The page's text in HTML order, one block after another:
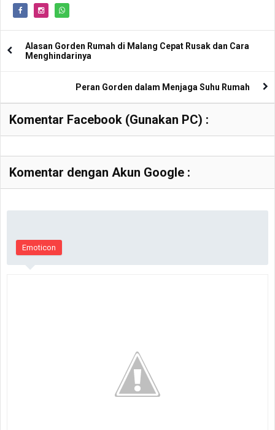
Alasan Gorden Rumah di Malang Cepat Rusak dan Cara
Menghindarinya
Peran Gorden dalam Menjaga Suhu Rumah
Komentar Facebook (Gunakan PC) :
Komentar dengan Akun Google :
Emoticon